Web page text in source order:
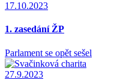
17.10.2023
1. zasedání ŽP
Parlament se opět sešel
27.9.2023